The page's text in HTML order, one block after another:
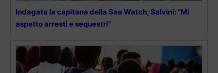
Indagata la capitana della Sea Watch, Salvini: “Mi
aspetto arresti e sequestri”